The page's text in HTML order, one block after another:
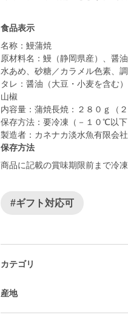
食品表示
名称：鰻蒲焼
原材料名：鰻（静岡県産）、醤
水あめ、砂糖／カラメル色素、
タレ：醤油（大豆・小麦を含む
山椒
内容量：蒲焼長焼：２８０ｇ（
保存方法：要冷凍（－１０℃以下
製造者：カネナカ淡水魚有限会
保存方法
商品に記載の賞味期限前まで冷凍
#ギフト対応可
カテゴリ
産地